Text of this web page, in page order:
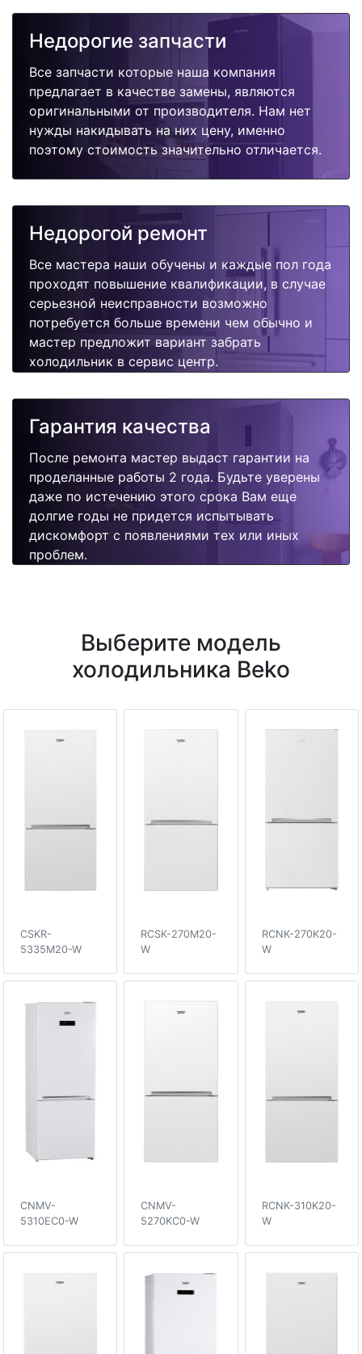
Недорогие запчасти
Все запчасти которые наша компания
предлагает в качестве замены, являются
оригинальными от производителя. Нам нет
нужды накидывать на них цену, именно
поэтому стоимость значительно отличается.
Недорогой ремонт
Все мастера наши обучены и каждые пол года
проходят повышение квалификации, в случае
серьезной неисправности возможно
потребуется больше времени чем обычно и
мастер предложит вариант забрать
холодильник в сервис центр.
Гарантия качества
После ремонта мастер выдаст гарантии на
проделанные работы 2 года. Будьте уверены
даже по истечению этого срока Вам еще
долгие годы не придется испытывать
дискомфорт с появлениями тех или иных
проблем.
Выберите модель
холодильника Beko
CSKR-
5335M20-W
RCSK-270M20-
W
RCNK-270K20-
W
CNMV-
5310EC0-W
CNMV-
5270KC0-W
RCNK-310K20-
W